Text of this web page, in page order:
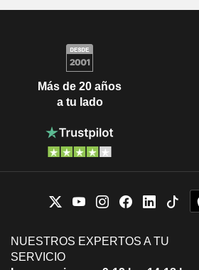
Más de 20 años
a tu lado
NUESTROS EXPERTOS A TU
SERVICIO